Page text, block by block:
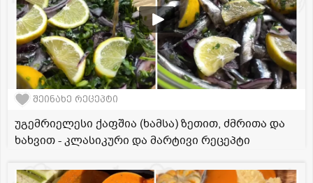
შეინახე რეცეპტი
უგემრიელესი ქაფშია (ხამსა) ზეთით, ძმრითა და
ხახვით - კლასიკური და მარტივი რეცეპტი